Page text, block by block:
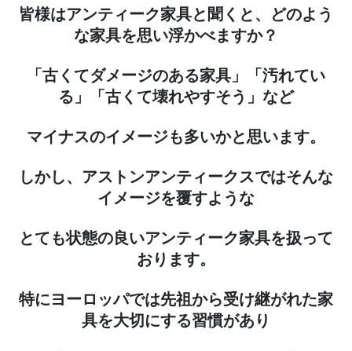
皆様はアンティーク家具と聞くと、どのよう
な家具を思い浮かべますか？
「古くてダメージのある家具」「汚れてい
る」「古くて壊れやすそう」など
マイナスのイメージも多いかと思います。
しかし、アストンアンティークスではそんな
イメージを覆すような
とても状態の良いアンティーク家具を扱って
おります。
特にヨーロッパでは先祖から受け継がれた家
具を大切にする習慣があり